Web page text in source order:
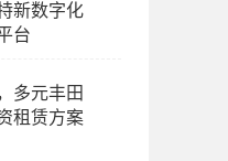
新数字化
台
多元丰田
租赁方案